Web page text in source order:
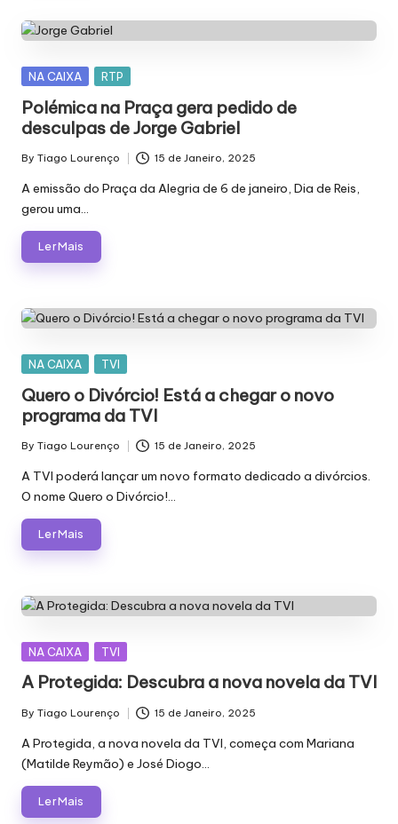
Posted
NA CAIXA RTP
Polémica na Praça gera pedido de
desculpas de Jorge Gabriel
Posted
by
By Tiago Lourenço 15 de Janeiro, 2025
A emissão do Praça da Alegria de 6 de janeiro, Dia de Reis,
gerou uma…
Ler Mais
Posted
NA CAIXA TVI
Quero o Divórcio! Está a chegar o novo
programa da TVI
Posted
by
By Tiago Lourenço 15 de Janeiro, 2025
A TVI poderá lançar um novo formato dedicado a divórcios.
O nome Quero o Divórcio!…
Ler Mais
Posted
NA CAIXA TVI
A Protegida: Descubra a nova novela da TVI
Posted
by
By Tiago Lourenço 15 de Janeiro, 2025
A Protegida, a nova novela da TVI, começa com Mariana
(Matilde Reymão) e José Diogo…
Ler Mais